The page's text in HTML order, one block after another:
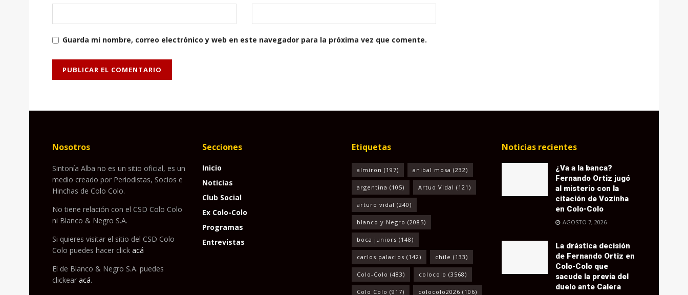
Guarda mi nombre, correo electrónico y web en este navegador para la próxima vez que comente.
Nosotros
Sintonía Alba no es un sitio oficial, es un
medio creado por Periodistas, Socios e
Hinchas de Colo Colo.
No tiene relación con el CSD Colo Colo
ni Blanco & Negro S.A.
Si quieres visitar el sitio del CSD Colo
Colo puedes hacer click acá
El de Blanco & Negro S.A. puedes
clickear acá.
Secciones
Inicio
Noticias
Club Social
Ex Colo-Colo
Programas
Entrevistas
Etiquetas
almiron (197) anibal mosa (232)
argentina (105) Artuo Vidal (121)
arturo vidal (240)
blanco y Negro (2085)
boca juniors (148)
carlos palacios (142) chile (133)
Colo-Colo (483) colocolo (3568)
Colo Colo (917) colocolo2026 (106)
Noticias recientes
¿Va a la banca?
Fernando Ortiz jugó
al misterio con la
citación de Vozinha
en Colo-Colo
AGOSTO 7, 2026
La drástica decisión
de Fernando Ortiz en
Colo-Colo que
sacude la previa del
duelo ante Calera